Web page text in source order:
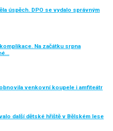
úspěch. DPO se vydalo správným
Na začátku srpna
venkovní koupele i amfiteátr
další dětské hřiště v Bělském lese